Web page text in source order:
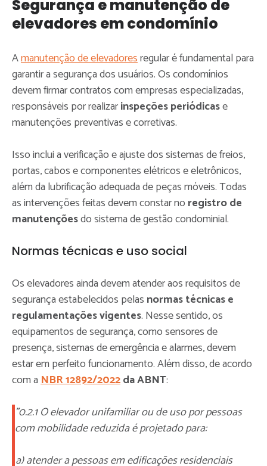
Segurança e manutenção de
elevadores em condomínio
Amanutenção de elevadoresregular é fundamental para
garantir a segurança dos usuários. Os condomínios
devem firmar contratos com empresas especializadas,
responsáveis por realizarinspeções periódicase
manutenções preventivas e corretivas.
Isso inclui a verificação e ajuste dos sistemas de freios,
portas, cabos e componentes elétricos e eletrônicos,
além da lubrificação adequada de peças móveis. Todas
as intervenções feitas devem constar no registro de
manutençõesdo sistema de gestão condominial.
Normas técnicas e uso social
Os elevadores ainda devem atender aos requisitos de
segurança estabelecidos pelas normas técnicas e
regulamentações vigentes. Nesse sentido, os
equipamentos de segurança, como sensores de
presença, sistemas de emergência e alarmes, devem
estar em perfeito funcionamento. Além disso, de acordo
com aNBR 12892/2022da ABNT:
"0.2.1 O elevador unifamiliar ou de uso por pessoas
com mobilidade reduzida é projetado para:
a) atender a pessoas em edificações residenciais